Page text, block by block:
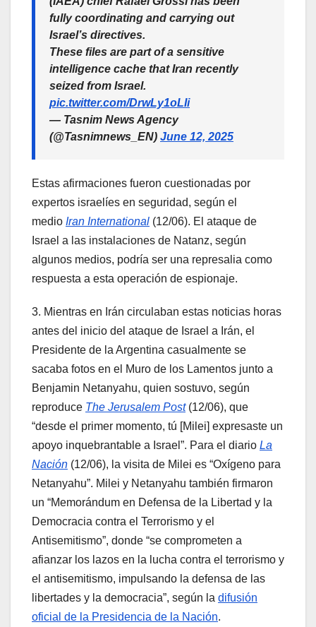
fully coordinating and carrying out
Israel’s directives.
These files are part of a sensitive
intelligence cache that Iran recently
seized from Israel.
pic.twitter.com/DrwLy1oLIi
— Tasnim News Agency
(@Tasnimnews_EN) June 12, 2025
Estas afirmaciones fueron cuestionadas por
expertos israelíes en seguridad, según el
medio Iran International (12/06). El ataque de
Israel a las instalaciones de Natanz, según
algunos medios, podría ser una represalia como
respuesta a esta operación de espionaje.
3. Mientras en Irán circulaban estas noticias horas
antes del inicio del ataque de Israel a Irán, el
Presidente de la Argentina casualmente se
sacaba fotos en el Muro de los Lamentos junto a
Benjamin Netanyahu, quien sostuvo, según
reproduce The Jerusalem Post(12/06), que
“desde el primer momento, tú [Milei] expresaste un
apoyo inquebrantable a Israel”. Para el diario La
Nación (12/06), la visita de Milei es “Oxígeno para
Netanyahu”. Milei y Netanyahu también firmaron
un “Memorándum en Defensa de la Libertad y la
Democracia contra el Terrorismo y el
Antisemitismo”, donde “se comprometen a
afianzar los lazos en la lucha contra el terrorismo y
el antisemitismo, impulsando la defensa de las
libertades y la democracia”, según la difusión
oficial de la Presidencia de la Nación.